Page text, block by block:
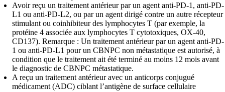
Avoir reçu un traitement antérieur par un agent anti-PD-1, anti-PD-
L1 ou anti-PD-L2, ou par un agent dirigé contre un autre récepteur
stimulant ou coinhibiteur des lymphocytes T (par exemple, la
protéine 4 associée aux lymphocytes T cytotoxiques, OX-40,
CD137). Remarque : Un traitement antérieur par un agent anti-PD-
1 ou anti-PD-L1 pour un CBNPC non métastatique est autorisé, à
condition que le traitement ait été terminé au moins 12 mois avant
le diagnostic de CBNPC métastatique.
A reçu un traitement antérieur avec un anticorps conjugué
médicament (ADC) ciblant l’antigène de surface cellulaire